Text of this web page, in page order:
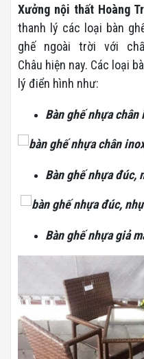
Xưởng nội thất Hoàng
thanh lý các loại bàn
ghế ngoài trời với
Châu hiện nay. Các loại
lý điển hình như:
Bàn ghế nhựa
Bàn ghế nhựa đúc,
Bàn ghế nhựa giả